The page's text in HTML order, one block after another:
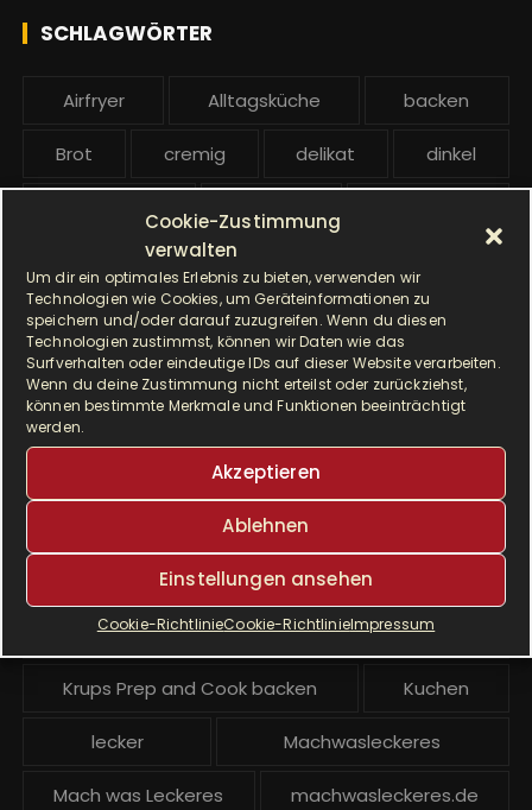
Cookie-Zustimmung
verwalten
Um dir ein optimales Erlebnis zu bieten, verwenden wir
Technologien wie Cookies, um Geräteinformationen zu
speichern und/oder darauf zuzugreifen. Wenn du diesen
Technologien zustimmst, können wir Daten wie das
Surfverhalten oder eindeutige IDs auf dieser Website verarbeiten.
Wenn du deine Zustimmung nicht erteilst oder zurückziehst,
können bestimmte Merkmale und Funktionen beeinträchtigt
werden.
Akzeptieren
Ablehnen
Einstellungen ansehen
Cookie-RichtlinieCookie-RichtlinieImpressum
:
e SCHLAGWÖRTER
Airfryer Alltagsküche backen
Brot cremig delikat dinkel
Hauptgericht Hefe Hefeteig
HP5031 HP 5031
I Prep & Cook Gourmet kochen
Krups Master Perfect Gourmet
Krups Prep & Cook
Krups Prep & Cook Rezepte
Krups Prep and Cook
Krups Prep and Cook backen Kuchen
lecker Machwasleckeres
Mach was Leckeres machwasleckeres.de